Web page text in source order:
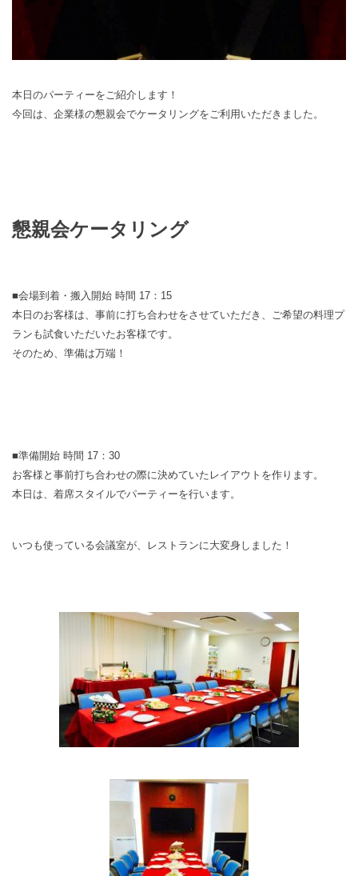
本日のパーティーをご紹介します！
今回は、企業様の懇親会でケータリングをご利用いただきました。
懇親会ケータリング
■会場到着・搬入開始 時間 17：15
本日のお客様は、事前に打ち合わせをさせていただき、ご希望の料理プ
ランも試食いただいたお客様です。
そのため、準備は万端！
■準備開始 時間 17：30
お客様と事前打ち合わせの際に決めていたレイアウトを作ります。
本日は、着席スタイルでパーティーを行います。
いつも使っている会議室が、レストランに大変身しました！